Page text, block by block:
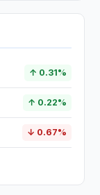
↑ 0.31%
↑ 0.22%
↓ 0.67%